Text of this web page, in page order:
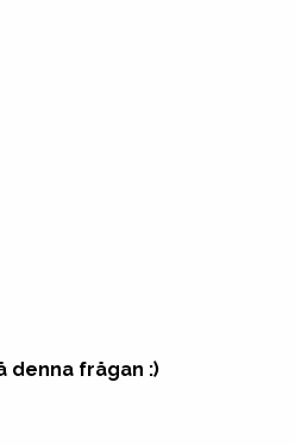
denna frågan :)